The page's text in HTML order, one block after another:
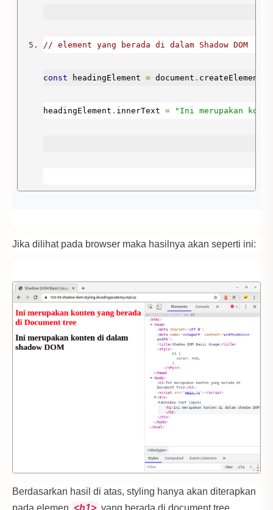
// element yang berada di dalam Shadow DOM
const headingElement = document . createElement
headingElement . innerText = "Ini merupakan
// Mengatur mode shadow dengan nilai open
// Memasukkan element heading ke dalam shadow
headingElement );
// Memasukkan elemen shadow host ke regular DOM
Jika dilihat pada browser maka hasilnya akan seperti ini:
Berdasarkan hasil di atas, styling hanya akan diterapkan
pada elemen <h1> yang berada di document tree.